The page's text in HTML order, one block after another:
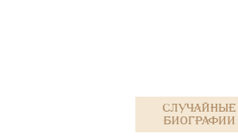
Случайные
биографии